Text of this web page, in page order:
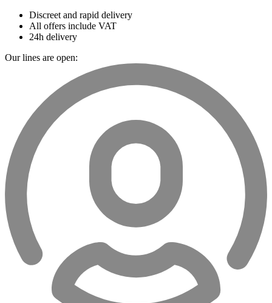
Discreet and rapid delivery
All offers include VAT
24h delivery
Our lines are open: